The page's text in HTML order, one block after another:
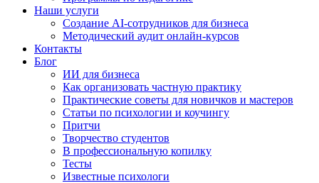
Наши услуги
Создание AI-сотрудников для бизнеса
Методический аудит онлайн-курсов
Контакты
Блог
ИИ для бизнеса
Как организовать частную практику
Практические советы для новичков и мастеров
Статьи по психологии и коучингу
Притчи
Творчество студентов
В профессиональную копилку
Тесты
Известные психологи